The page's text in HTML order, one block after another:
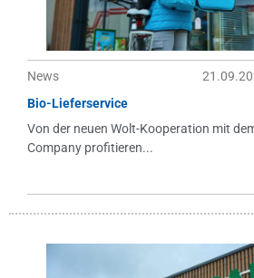
News
Bio-Lieferservice
Von der neuen Wolt-Kooperation mit
Company profitieren...